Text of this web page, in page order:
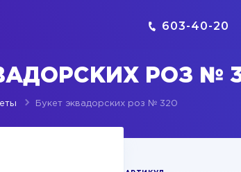
603-40-20
РОЗ №
Букет эквадорских роз № 320